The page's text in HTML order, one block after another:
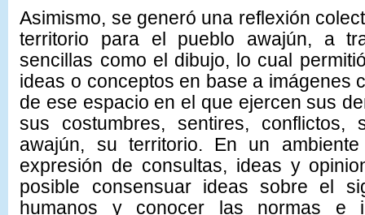
Asimismo, se generó una reflexión
territorio para el pueblo awajún, a
sencillas como el dibujo, lo cual
ideas o conceptos en base a imágenes
de ese espacio en el que ejercen sus
sus costumbres, sentires, conflictos,
awajún, su territorio. En un
expresión de consultas, ideas y
posible consensuar ideas sobre el
humanos y conocer las normas e